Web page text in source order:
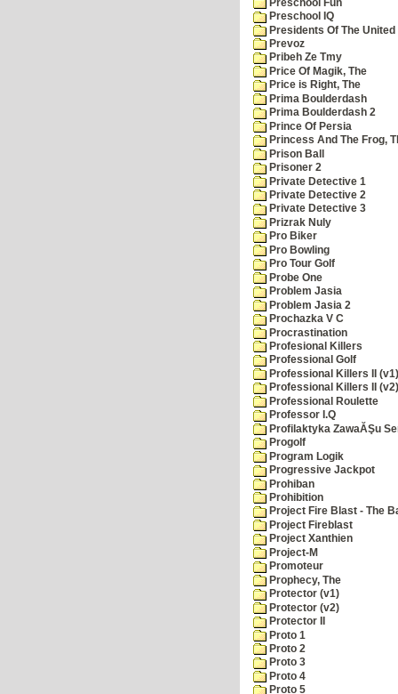
Preschool Fun
Preschool IQ
Presidents Of The
Prevoz
Pribeh Ze Tmy
Price Of Magik, The
Price is Right, The
Prima Boulderdash
Prima Boulderdash 2
Prince Of Persia
Princess And The Frog,
Prison Ball
Prisoner 2
Private Detective 1
Private Detective 2
Private Detective 3
Prizrak Nuly
Pro Biker
Pro Bowling
Pro Tour Golf
Probe One
Problem Jasia
Problem Jasia 2
Prochazka V C
Procrastination
Profesional Killers
Professional Golf
Professional Killers II (v1)
Professional Killers II (v2)
Professional Roulette
Professor I.Q
Profilaktyka ZawaĂŞu
Progolf
Program Logik
Progressive Jackpot
Prohiban
Prohibition
Project Fire Blast - The
Project Fireblast
Project Xanthien
Project-M
Promoteur
Prophecy, The
Protector (v1)
Protector (v2)
Protector II
Proto 1
Proto 2
Proto 3
Proto 4
Proto 5